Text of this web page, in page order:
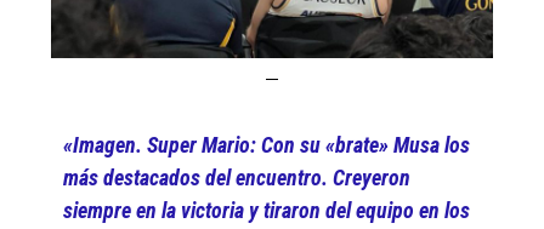
«Imagen. Super Mario: Con su «brate» Musa los
más destacados del encuentro. Creyeron
siempre en la victoria y tiraron del equipo en los